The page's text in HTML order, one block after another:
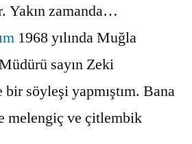
Yakın zamanda…
1968 yılında Muğla
sayın Zeki
söyleşi yapmıştım. Bana
melengiç ve çitlembik